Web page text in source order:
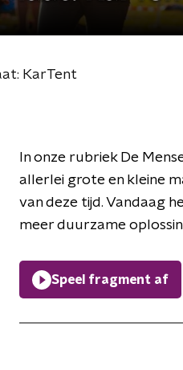
KarTent
In onze rubriek De
allerlei grote en kleine
van deze tijd. Vandaag
meer duurzame
Speel fragment af